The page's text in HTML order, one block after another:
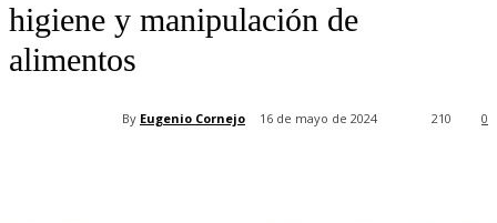
higiene y manipulación de
alimentos
By Eugenio Cornejo 16 de mayo de 2024 0
210